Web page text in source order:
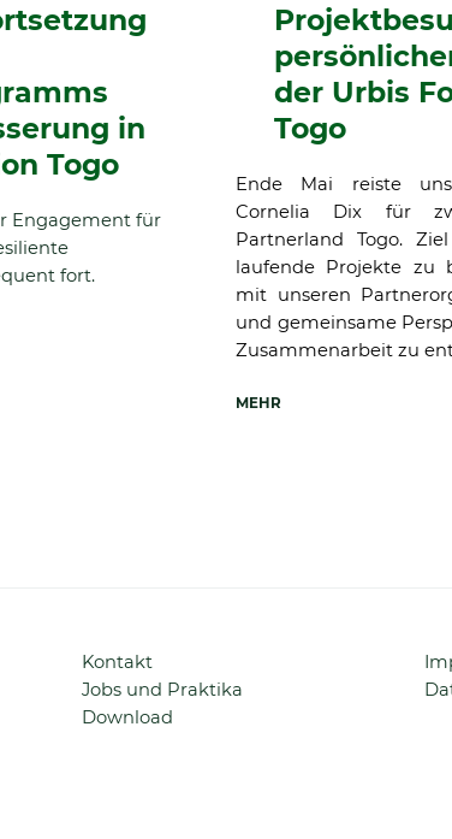
in
Togo
Engagement für
fort.
der Urbis
Togo
Ende Mai reiste
Cornelia Dix für
Partnerland Togo.
laufende Projekte zu
mit unseren
und gemeinsame
Zusammenarbeit zu
MEHR
Navigation
überspringen
Kontakt
Jobs und Praktika
Download